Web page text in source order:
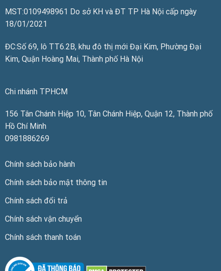
MST:0109498961 Do sở KH và ĐT TP Hà Nội cấp ngày
18/01/2021
ĐC:Số 69, lô TT6.2B, khu đô thị mới Đại Kim, Phường Đại
Kim, Quận Hoàng Mai, Thành phố Hà Nội
Chi nhánh TPHCM
156 Tân Chánh Hiệp 10, Tân Chánh Hiệp, Quận 12, Thành phố
Hồ Chí Minh
0981886269
Chính sách bảo hành
Chính sách bảo mật thông tin
Chính sách đổi trả
Chính sách vận chuyển
Chính sách thanh toán